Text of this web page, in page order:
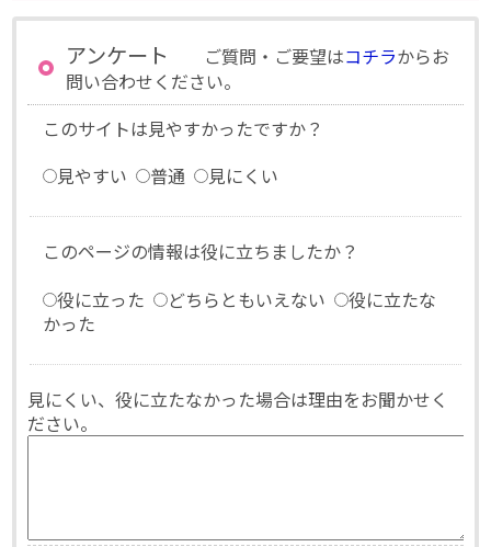
アンケート ご質問・ご要望はコチラからお
問い合わせください。
このサイトは見やすかったですか？
見やすい
普通 見にくい
このページの情報は役に立ちましたか？
役に立った
どちらともいえない
役に立たな
かった
見にくい、役に立たなかった場合は理由をお聞かせく
ださい。